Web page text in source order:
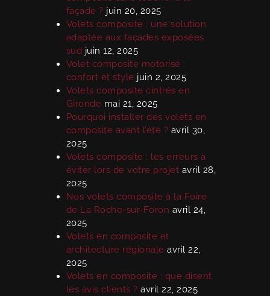
façade ? juin 20, 2025
Volets composite : une solution
adaptée aux façades exposées
sud juin 12, 2025
Volet composite motorisé :
confort et style juin 2, 2025
Volets composite cintrés en
Gironde mai 21, 2025
Pourquoi installer des volets en
composite avant l’été ? avril 30,
2025
Volets composite : les erreurs à
éviter lors de votre projet avril 28,
2025
Nos volets composite à la Foire
de La Roche-sur-Foron avril 24,
2025
Volets en composite et
architecture régionale avril 22,
2025
Volets en composite : que disent
les avis clients ? avril 22, 2025